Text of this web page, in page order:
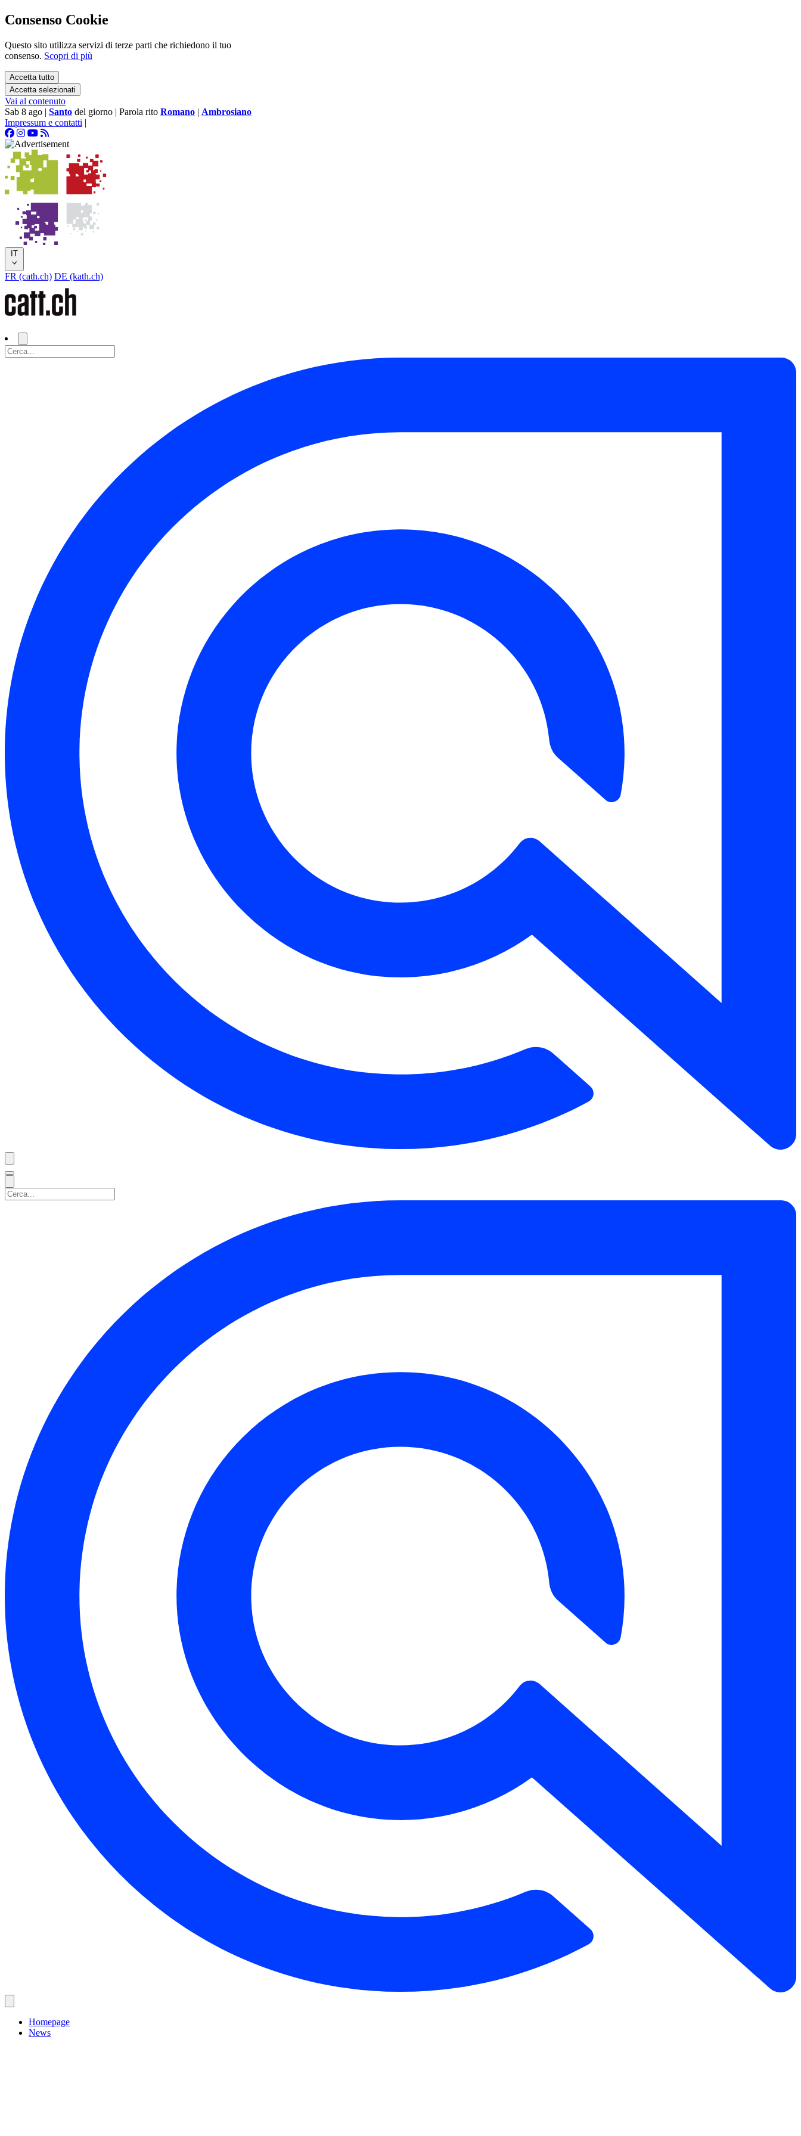
Consenso Cookie
Questo sito utilizza servizi di terze parti che richiedono il tuo
consenso. Scopri di più
Accetta tutto
Accetta selezionati
Vai al contenuto
Sab 8 ago | Santo del giorno | Parola rito Romano | Ambrosiano
Impressum e contatti |
IT
FR (cath.ch) DE (kath.ch)
Homepage
News